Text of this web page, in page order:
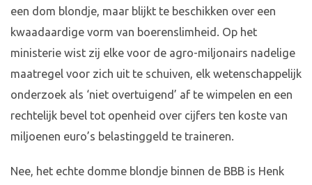
een dom blondje, maar blijkt te beschikken over een
kwaadaardige vorm van boerenslimheid. Op het
ministerie wist zij elke voor de agro-miljonairs nadelige
maatregel voor zich uit te schuiven, elk wetenschappelijk
onderzoek als ‘niet overtuigend’ af te wimpelen en een
rechtelijk bevel tot openheid over cijfers ten koste van
miljoenen euro’s belastinggeld te traineren.
Nee, het echte domme blondje binnen de BBB is Henk